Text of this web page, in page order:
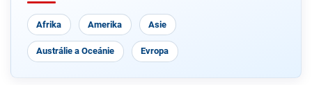
Afrika Amerika Asie
Austrálie a Oceánie Evropa